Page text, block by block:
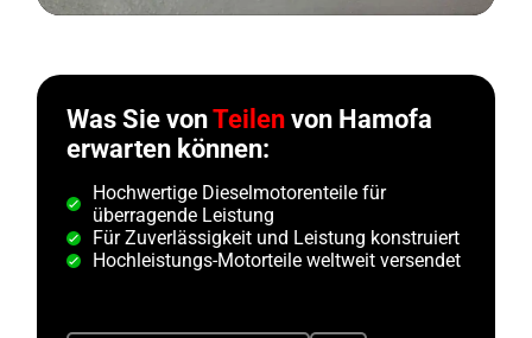
Was Sie vonTeilen von Hamofa
erwarten können:
Hochwertige Dieselmotorenteile für
überragende Leistung
Für Zuverlässigkeit und Leistung konstruiert
Hochleistungs-Motorteile weltweit versendet